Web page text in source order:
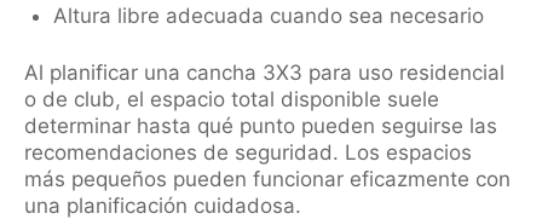
Altura libre adecuada cuando sea necesario
Al planificar una cancha 3X3 para uso residencial
o de club, el espacio total disponible suele
determinar hasta qué punto pueden seguirse las
recomendaciones de seguridad. Los espacios
más pequeños pueden funcionar eficazmente con
una planificación cuidadosa.